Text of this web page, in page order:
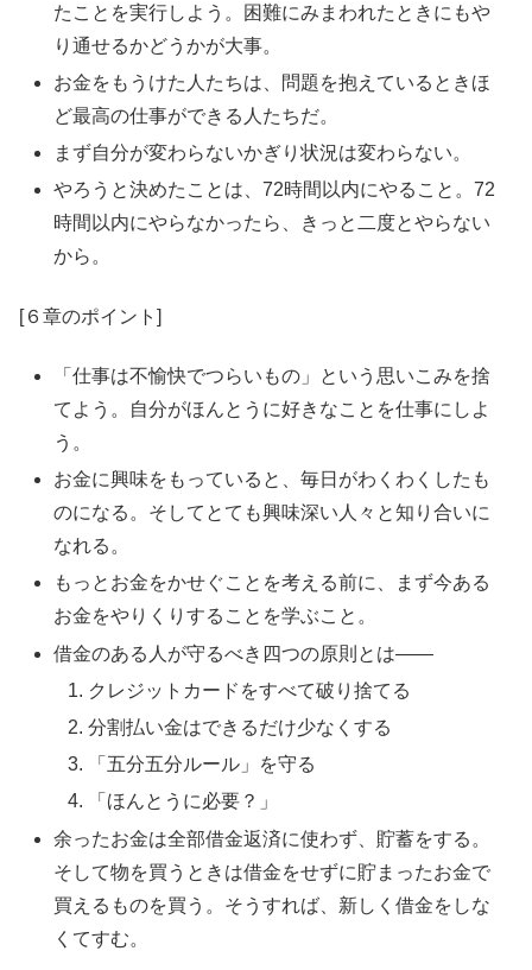
たことを実行しよう。困難にみまわれたときにもや
り通せるかどうかが大事。
お金をもうけた人たちは、問題を抱えているときほ
ど最高の仕事ができる人たちだ。
まず自分が変わらないかぎり状況は変わらない。
やろうと決めたことは、72時間以内にやること。72
時間以内にやらなかったら、きっと二度とやらない
から。
[６章のポイント]
「仕事は不愉快でつらいもの」という思いこみを捨
てよう。自分がほんとうに好きなことを仕事にしよ
う。
お金に興味をもっていると、毎日がわくわくしたも
のになる。そしてとても興味深い人々と知り合いに
なれる。
もっとお金をかせぐことを考える前に、まず今ある
お金をやりくりすることを学ぶこと。
借金のある人が守るべき四つの原則とは――
クレジットカードをすべて破り捨てる
分割払い金はできるだけ少なくする
「五分五分ルール」を守る
「ほんとうに必要？」
余ったお金は全部借金返済に使わず、貯蓄をする。
そして物を買うときは借金をせずに貯まったお金で
買えるものを買う。そうすれば、新しく借金をしな
くてすむ。